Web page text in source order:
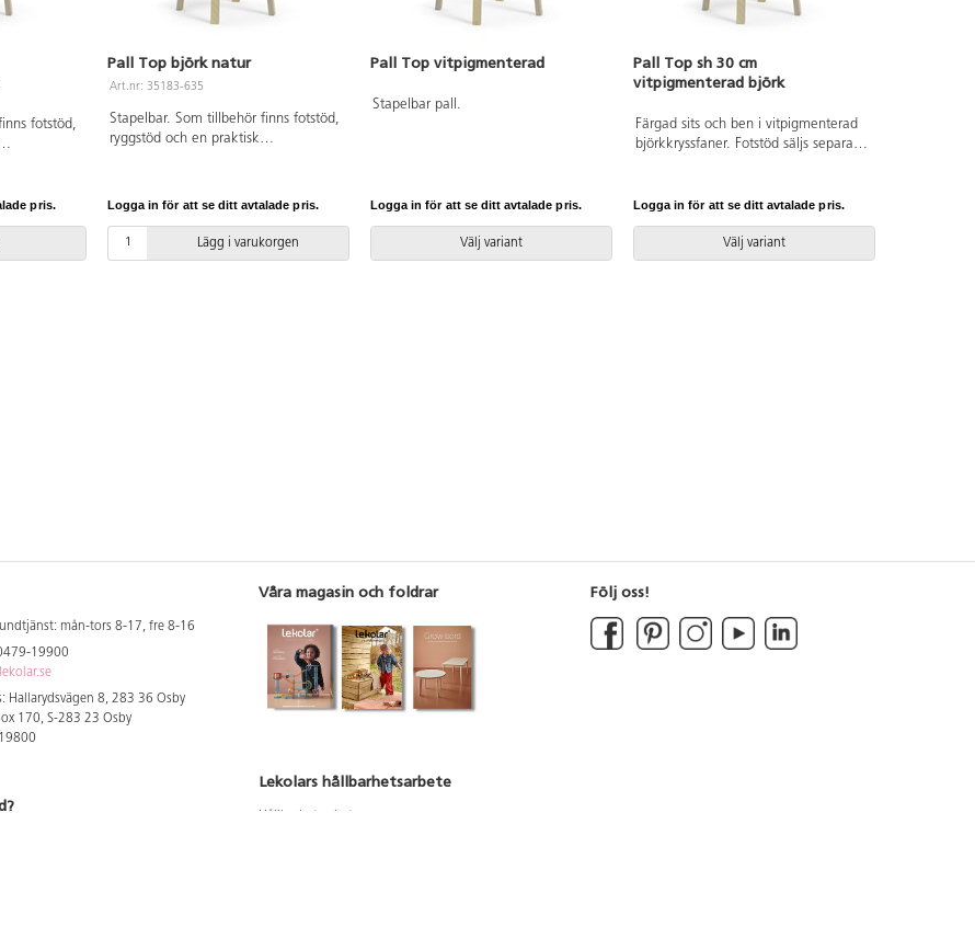
fotstöd,
pris.
Pall Top björk natur
Art.nr: 35183-635
Stapelbar. Som tillbehör finns fotstöd,
ryggstöd och en praktisk
Logga in för att se ditt avtalade pris.
Lägg i varukorgen
Pall Top vitpigmenterad
Stapelbar pall.
Logga in för att se ditt avtalade pris.
Välj variant
Pall Top sh 30 cm
vitpigmenterad björk
Färgad sits och ben i vitpigmenterad
björkkryssfaner. Fotstöd säljs separat.
Logga in för att se ditt avtalade pris.
Välj variant
mån-tors 8-17, fre 8-16
19900
Hallarydsvägen 8, 283 36 Osby
170, S-283 23 Osby
Våra magasin och foldrar
Lekolars hållbarhetsarbete
Följ oss!